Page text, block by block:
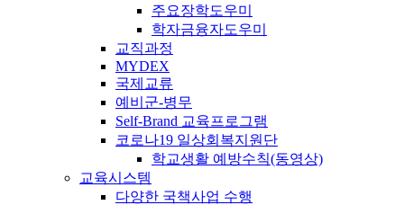
주요장학도우미
학자금융자도우미
교직과정
MYDEX
국제교류
예비군-병무
Self-Brand 교육프로그램
코로나19 일상회복지원단
학교생활 예방수칙(동영상)
교육시스템
다양한 국책사업 수행